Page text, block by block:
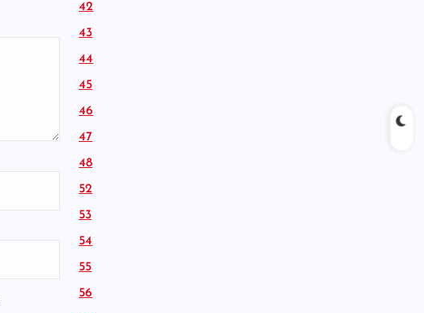
42
43
44
45
46
47
48
52
53
54
55
56